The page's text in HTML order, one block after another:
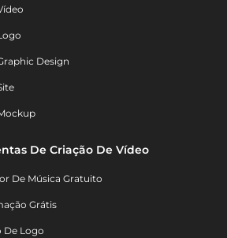
Design
De Criação De Vídeo
De Música Gratuito
Grátis
De Logo